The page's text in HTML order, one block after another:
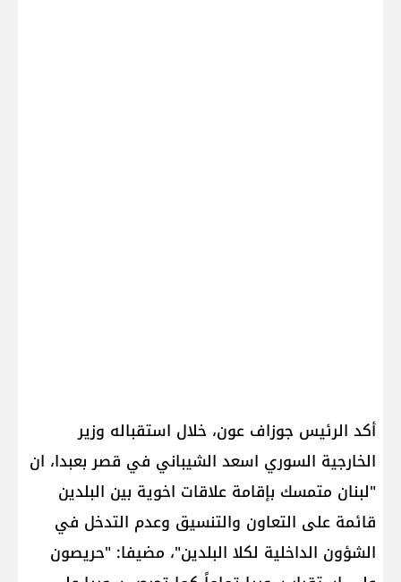
أكد الرئيس ​جوزاف عون​، خلال استقباله وزير
الخارجية السوري اسعد الشيباني في قصر بعبدا، ان
"لبنان متمسك بإقامة علاقات اخوية بين البلدين
قائمة على التعاون والتنسيق وعدم التدخل في
الشؤون الداخلية لكلا البلدين"، مضيفا: "حريصون